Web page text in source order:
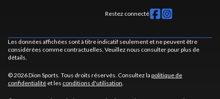
Restez connecté
Les données affichées sont à titre indicatif seulement et ne peuvent être
considérées comme contractuelles. Veuillez nous consulter pour plus de
détails.
© 2026 Dion Sports. Tous droits réservés. Consultez la politique de
confidentialité et les conditions d'utilisation